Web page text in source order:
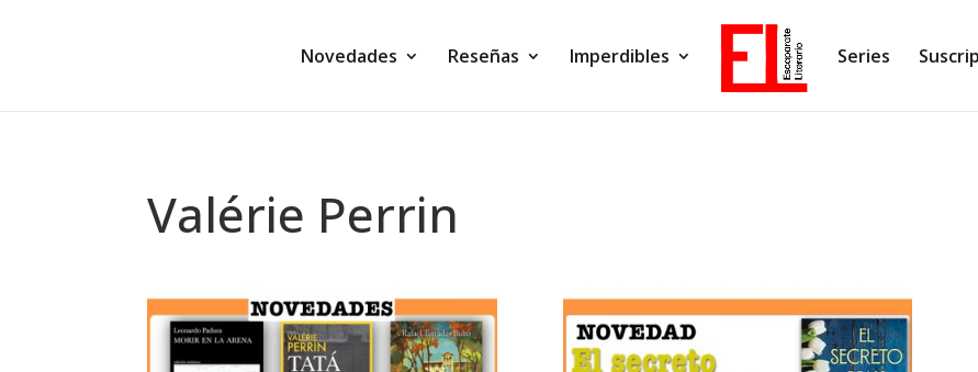
Novedades Reseñas Imperdibles Series
Valérie Perrin